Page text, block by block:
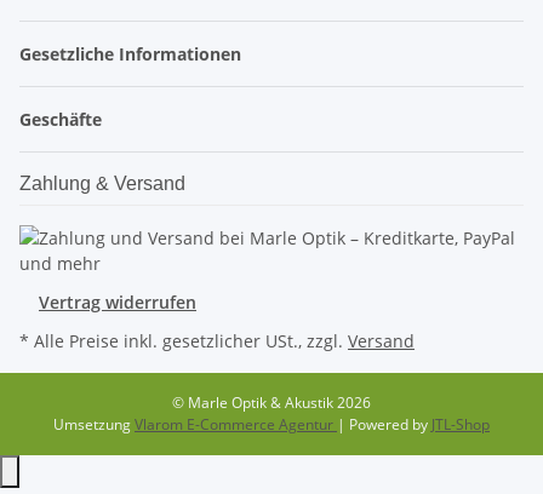
Gesetzliche Informationen
Geschäfte
Zahlung & Versand
Vertrag widerrufen
* Alle Preise inkl. gesetzlicher USt., zzgl. Versand
© Marle Optik & Akustik 2026
UmsetzungVlarom E-Commerce Agentur | Powered by JTL-Shop